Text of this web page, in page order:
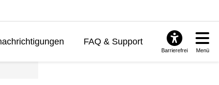
FAQ & Support
Barrierefrei Menü